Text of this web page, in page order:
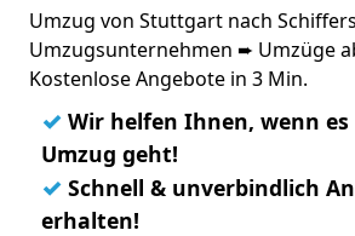
Umzug von Stuttgart nach
Umzugsunternehmen ➨ Umzüge
Kostenlose Angebote in 3 Min.
✓ Wir helfen Ihnen, wenn
Umzug geht!
✓ Schnell & unverbindlich
erhalten!